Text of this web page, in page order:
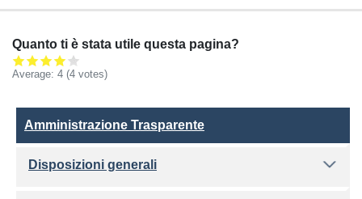
Quanto ti è stata utile questa pagina?
Average: 4 (4 votes)
Amministrazione Trasparente
Amministrazione Trasparente
Disposizioni generali